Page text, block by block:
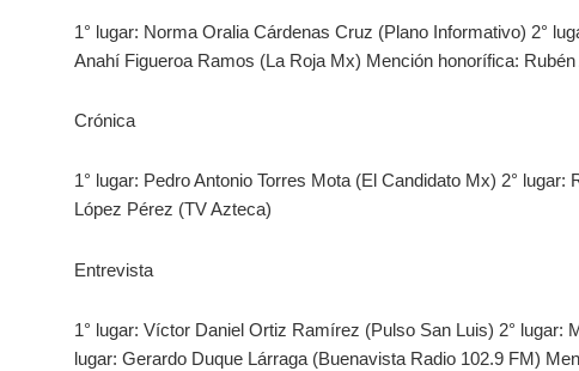
1° lugar: Norma Oralia Cárdenas Cruz (Plano Informativo) 2°
Anahí Figueroa Ramos (La Roja Mx) Mención honorífica:
Crónica
1° lugar: Pedro Antonio Torres Mota (El Candidato Mx) 2°
López Pérez (TV Azteca)
Entrevista
1° lugar: Víctor Daniel Ortiz Ramírez (Pulso San Luis) 2° lugar:
lugar: Gerardo Duque Lárraga (Buenavista Radio 102.9 FM)